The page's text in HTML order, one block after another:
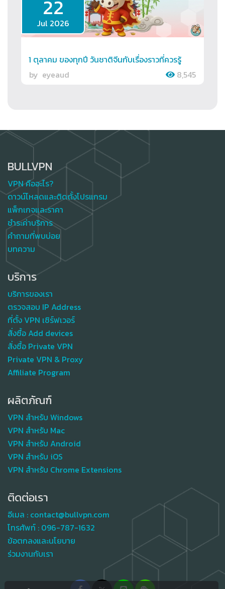
22
Jul 2026
1 ตุลาคม ของทุกปี วันชาติจีนกับเรื่องราวที่ควรรู้
by eyeaud 8,545
BULLVPN
VPN คืออะไร?
ดาวน์โหลดและติดตั้งโปรแกรม
แพ็กเกจและราคา
ชำระค่าบริการ
คำถามที่พบบ่อย
บทความ
บริการ
บริการของเรา
ตรวจสอบ IP Address
ที่ตั้ง VPN เซิร์ฟเวอร์
สั่งซื้อ Add devices
สั่งซื้อ Private VPN
Private VPN & Proxy
Affiliate Program
ผลิตภัณฑ์
VPN สำหรับ Windows
VPN สำหรับ Mac
VPN สำหรับ Android
VPN สำหรับ iOS
VPN สำหรับ Chrome Extensions
ติดต่อเรา
อีเมล : contact@bullvpn.com
โทรศัพท์ : 096-787-1632
ข้อตกลงและนโยบาย
ร่วมงานกับเรา